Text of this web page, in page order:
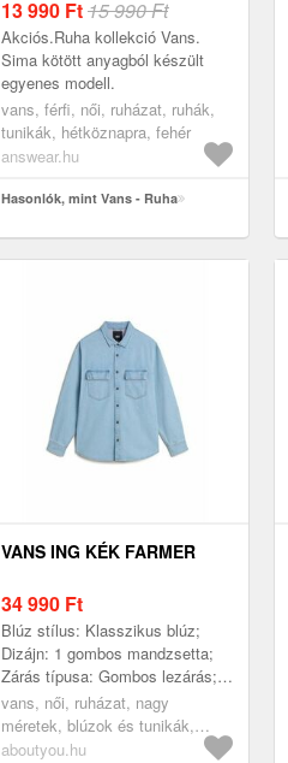
13 990 Ft15 990 Ft
Akciós.Ruha kollekció Vans.
Sima kötött anyagból készült
egyenes modell.
vans, férfi, női, ruházat, ruhák,
tunikák, hétköznapra, fehér
answear.hu
Hasonlók, mint Vans - Ruha
VANS ING KÉK FARMER
34 990 Ft
Blúz stílus: Klasszikus blúz;
Dizájn: 1 gombos mandzsetta;
Zárás típusa: Gombos lezárás;
Anyag: Farmer; Minta:
Univerzális színek; Inggallér:
Kent ...
vans, női, ruházat, nagy
méretek, blúzok és tunikák,
blúzok, kék farmer
aboutyou.hu